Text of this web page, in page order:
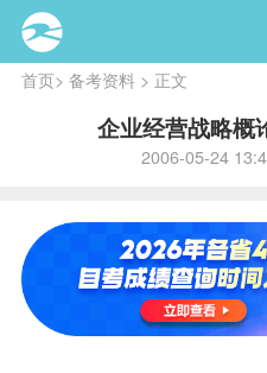
首页> 备考资料> 正文
企业经营战略概
2006-05-24